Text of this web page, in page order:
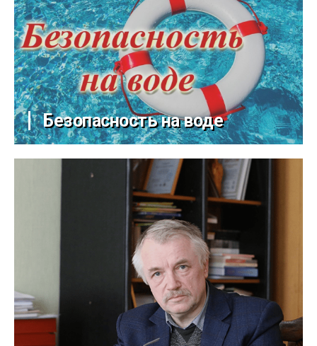
Безопасность на воде